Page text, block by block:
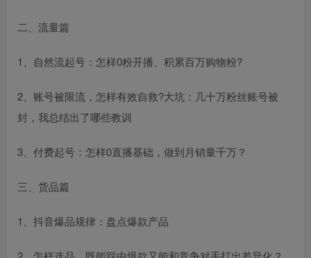
二、流量篇
1、自然流起号：怎样0粉开播、积累百万购物粉?
2、账号被限流，怎样有效自救?大坑：几十万粉丝账号被
封，我总结出了哪些教训
3、付费起号：怎样0直播基础，做到月销量千万？
三、货品篇
1、抖音爆品规律：盘点爆款产品